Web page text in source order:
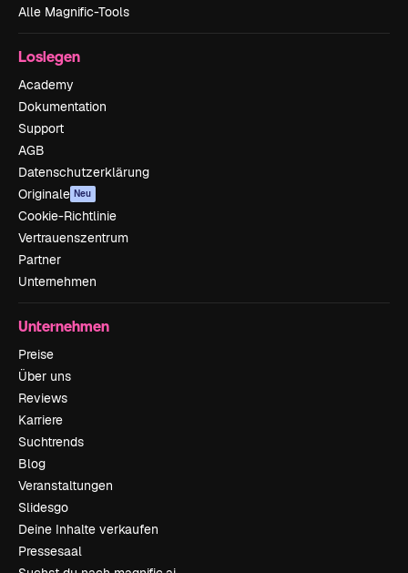
Alle Magnific-Tools
Loslegen
Academy
Dokumentation
Support
AGB
Datenschutzerklärung
Originale Neu
Cookie-Richtlinie
Vertrauenszentrum
Partner
Unternehmen
Unternehmen
Preise
Über uns
Reviews
Karriere
Suchtrends
Blog
Veranstaltungen
Slidesgo
Deine Inhalte verkaufen
Pressesaal